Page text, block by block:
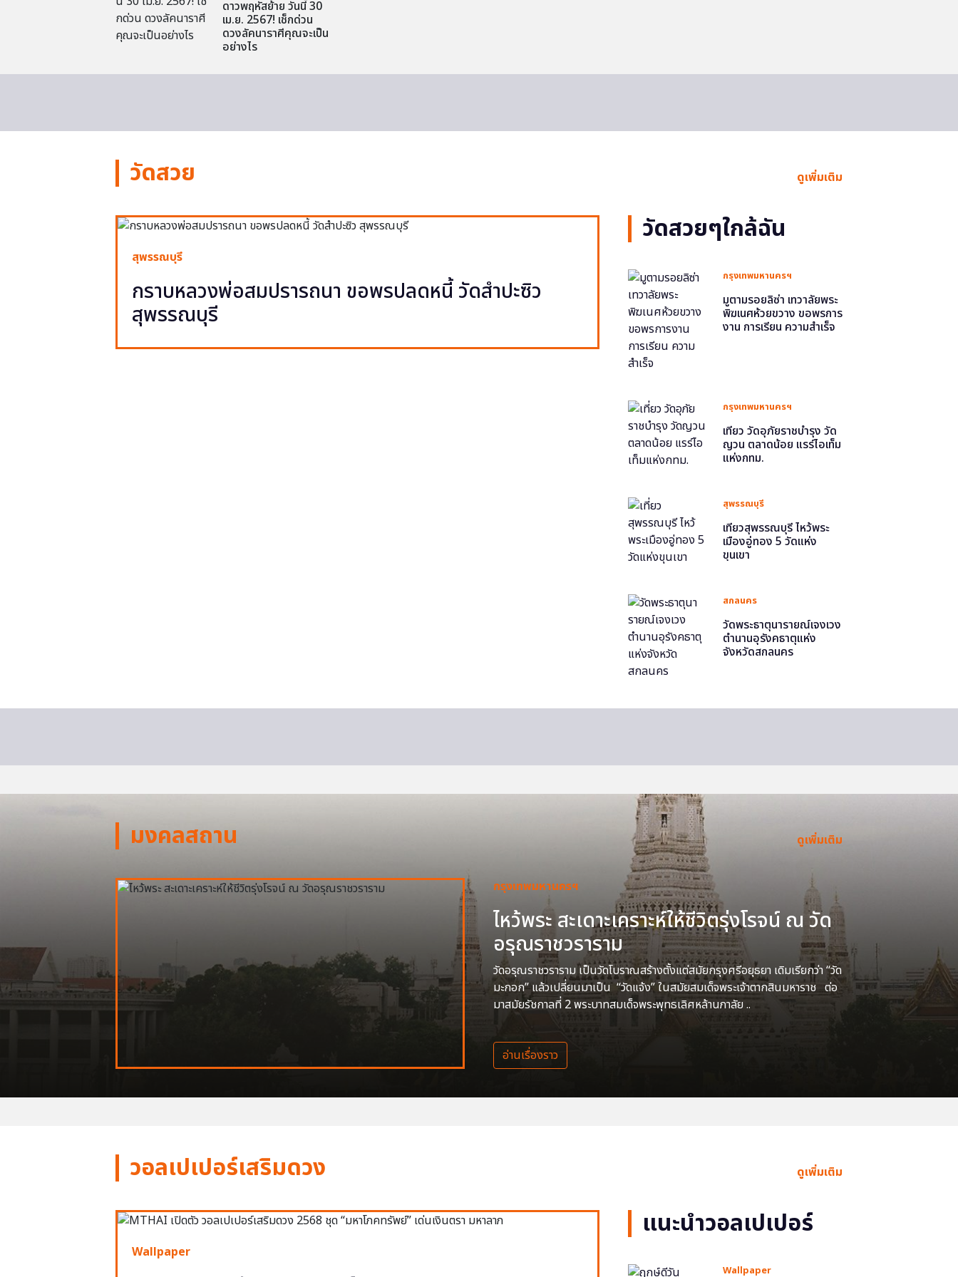
ดาวพฤหัสย้าย วันนี้ 30
เม.ย. 2567! เช็กด่วน
ดวงลัคนาราศีคุณจะเป็น
อย่างไร
วัดสวย ดูเพิ่มเติม
สุพรรณบุรี
กราบหลวงพ่อสมปรารถนา ขอพรปลดหนี้ วัดสำปะซิว
สุพรรณบุรี
วัดสวยๆใกล้ฉัน
กรุงเทพมหานครฯ
มูตามรอยลิซ่า เทวาลัยพระ
พิฆเนศห้วยขวาง ขอพรการ
งาน การเรียน ความสำเร็จ
กรุงเทพมหานครฯ
เที่ยว วัดอุภัยราชบำรุง วัด
ญวน ตลาดน้อย แรร์ไอเท็ม
แห่งกทม.
สุพรรณบุรี
เที่ยวสุพรรณบุรี ไหว้พระ
เมืองอู่ทอง 5 วัดแห่ง
ขุนเขา
สกลนคร
วัดพระธาตุนารายณ์เจงเวง
ตำนานอุรังคธาตุแห่ง
จังหวัดสกลนคร
มงคลสถาน ดูเพิ่มเติม
กรุงเทพมหานครฯ
ไหว้พระ สะเดาะเคราะห์ให้ชีวิตรุ่งโรจน์ ณ วัด
อรุณราชวราราม
วัดอรุณราชวราราม เป็นวัดโบราณสร้างตั้งแต่สมัยกรุงศรีอยุธยา เดิมเรียกว่า “วัด
มะกอก” แล้วเปลี่ยนมาเป็น “วัดแจ้ง” ในสมัยสมเด็จพระเจ้าตากสินมหาราช ต่อ
มาสมัยรัชกาลที่ 2 พระบาทสมเด็จพระพุทธเลิศหล้านภาลัย ..
อ่านเรื่องราว
วอลเปเปอร์เสริมดวง ดูเพิ่มเติม
Wallpaper
แนะนำวอลเปเปอร์
Wallpaper